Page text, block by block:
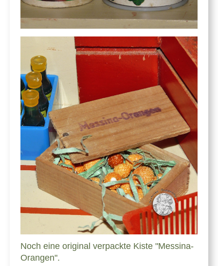
Noch eine original verpackte Kiste "Messina-
Orangen".